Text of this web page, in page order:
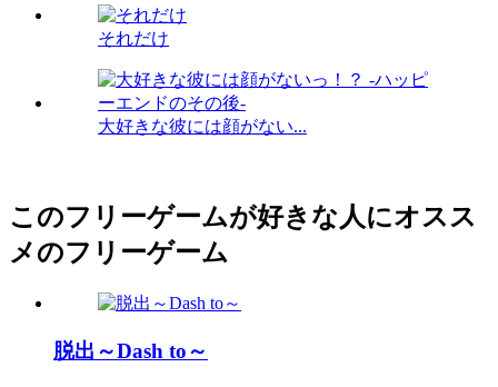
それだけ
大好きな彼には顔がない...
このフリーゲームが好きな人にオスス
メのフリーゲーム
脱出～Dash to～